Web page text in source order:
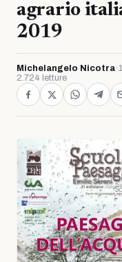
agrario
2019
Michelangelo Nicotra·
2.724 letture